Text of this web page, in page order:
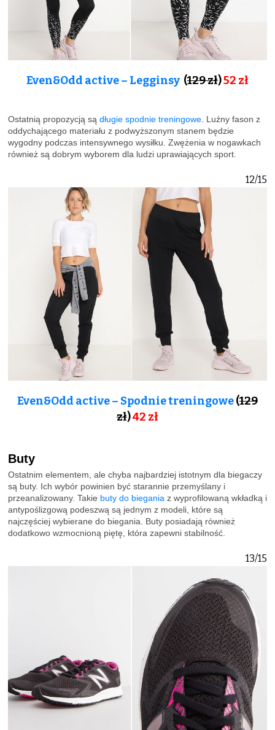
Even&Odd active – Legginsy (129 zł)52 zł
Ostatnią propozycją są długie spodnie treningowe . Luźny fason z
oddychającego materiału z podwyższonym stanem będzie
wygodny podczas intensywnego wysiłku. Zwężenia w nogawkach
również są dobrym wyborem dla ludzi uprawiających sport.
12/15
Even&Odd active – Spodnie treningowe(129
zł)42 zł
Buty
Ostatnim elementem, ale chyba najbardziej istotnym dla biegaczy
są buty. Ich wybór powinien być starannie przemyślany i
przeanalizowany. Takie buty do biegania z wyprofilowaną wkładką i
antypoślizgową podeszwą są jednym z modeli, które są
najczęściej wybierane do biegania. Buty posiadają również
dodatkowo wzmocnioną piętę, która zapewni stabilność.
13/15